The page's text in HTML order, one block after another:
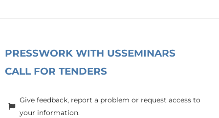
PRESSWORK WITH USSEMINARS
CALL FOR TENDERS
Give feedback, report a problem or request access to
your information.